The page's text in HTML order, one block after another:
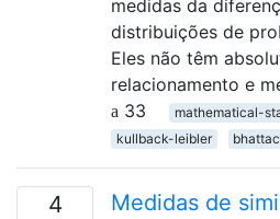
medidas da
distribuições de
Eles não têm
relacionamento e
33
mathematical-
kullback-leibler
4
Medidas de